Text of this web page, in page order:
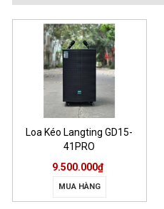
Loa Kéo Langting GD15-
41PRO
9.500.000₫
MUA HÀNG